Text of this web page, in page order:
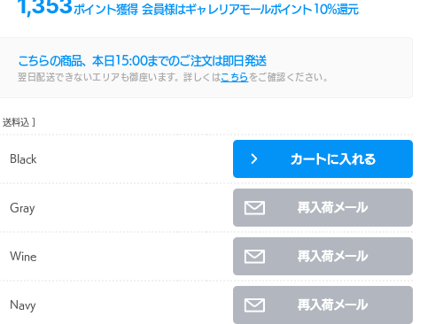
ポイント獲得 会員様はギャレリアモールポイント 10%還元
こちらの商品、本日 15:00までのご注文は即日発送
翌日配送できないエリアも御座います。詳しくはこちら をご確認ください。
[ 送料込 ]
Black
Gray
Wine
Navy